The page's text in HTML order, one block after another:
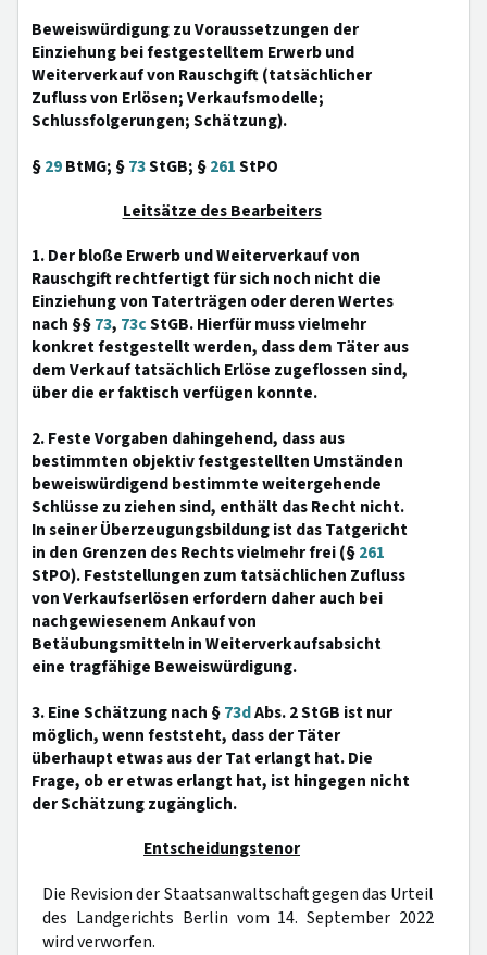
Beweiswürdigung zu Voraussetzungen der
Einziehung bei festgestelltem Erwerb und
Weiterverkauf von Rauschgift (tatsächlicher
Zufluss von Erlösen; Verkaufsmodelle;
Schlussfolgerungen; Schätzung).
§29BtMG; §73StGB; §261StPO
Leitsätze des Bearbeiters
1. Der bloße Erwerb und Weiterverkauf von
Rauschgift rechtfertigt für sich noch nicht die
Einziehung von Taterträgen oder deren Wertes
nach §§73, 73cStGB. Hierfür muss vielmehr
konkret festgestellt werden, dass dem Täter aus
dem Verkauf tatsächlich Erlöse zugeflossen sind,
über die er faktisch verfügen konnte.
2. Feste Vorgaben dahingehend, dass aus
bestimmten objektiv festgestellten Umständen
beweiswürdigend bestimmte weitergehende
Schlüsse zu ziehen sind, enthält das Recht nicht.
In seiner Überzeugungsbildung ist das Tatgericht
in den Grenzen des Rechts vielmehr frei (§261
StPO). Feststellungen zum tatsächlichen Zufluss
von Verkaufserlösen erfordern daher auch bei
nachgewiesenem Ankauf von
Betäubungsmitteln in Weiterverkaufsabsicht
eine tragfähige Beweiswürdigung.
3. Eine Schätzung nach §73dAbs. 2 StGB ist nur
möglich, wenn feststeht, dass der Täter
überhaupt etwas aus der Tat erlangt hat. Die
Frage, ob er etwas erlangt hat, ist hingegen nicht
der Schätzung zugänglich.
Entscheidungstenor
Die Revision der Staatsanwaltschaft gegen das Urteil
des Landgerichts Berlin vom 14. September 2022
wird verworfen.